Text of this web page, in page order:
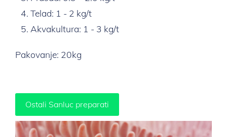
Telad: 1 - 2 kg/t
Akvakultura: 1 - 3 kg/t
Pakovanje: 20kg
Ostali Sanluc preparati